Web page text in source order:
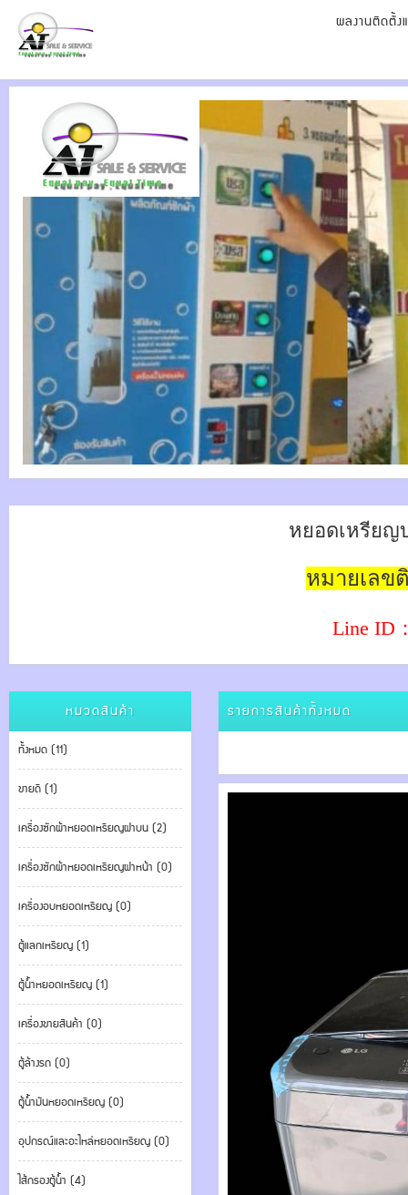
ผลงานติดตั้ง
หยอดเหรียญ
หมายเลข
Line ID
หมวดสินค้า
ทั้งหมด (11)
ขายดี (1)
เครื่องซักผ้าหยอดเหรียญฝาบน (2)
เครื่องซักผ้าหยอดเหรียญฝาหน้า (0)
เครื่องอบหยอดเหรียญ (0)
ตู้แลกเหรียญ (1)
ตู้น้ำหยอดเหรียญ (1)
เครื่องขายสินค้า (0)
ตู้ล้างรถ (0)
ตู้น้ำมันหยอดเหรียญ (0)
อุปกรณ์และอะไหล่หยอดเหรียญ (0)
ไส้กรองตู้น้ำ (4)
รายการสินค้าทั้งหมด